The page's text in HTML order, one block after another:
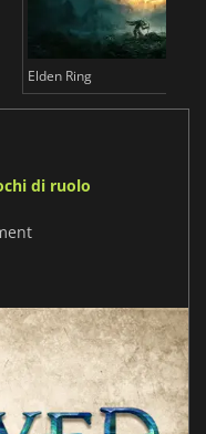
Elden Ring
di ruolo